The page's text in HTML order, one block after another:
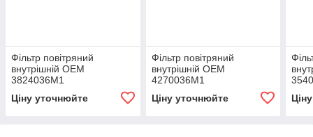
Фільтр повітряний
внутрішній OEM
3824036M1
Ціну уточнюйте
Фільтр повітряний
внутрішній OEM
4270036M1
Ціну уточнюйте